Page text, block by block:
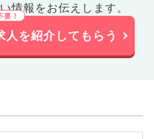
情報をお伝えします。
人を紹介してもらう